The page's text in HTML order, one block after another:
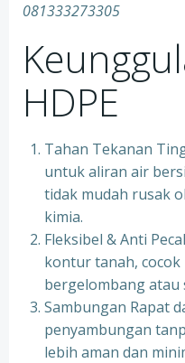
081333273305
HDPE
Tahan Tekanan
untuk aliran air
tidak mudah rusak
kimia.
Fleksibel & Anti
kontur tanah,
bergelombang atau
Sambungan Rapat
penyambungan
lebih aman dan